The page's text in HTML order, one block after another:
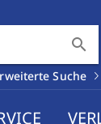
search
Suche